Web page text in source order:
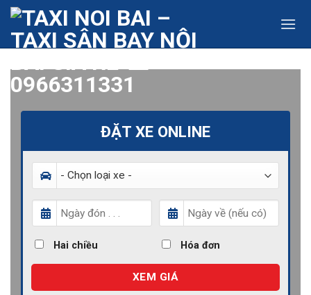
Skip
content
ĐẶT XE ONLINE
Hai chiều Hóa đơn
XEM GIÁ